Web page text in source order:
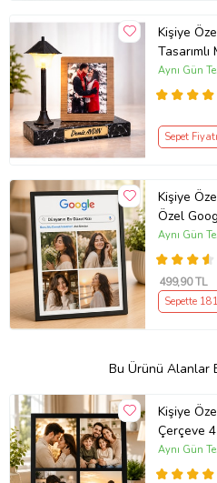
Kişiye
Tasarımlı
Ahşap
Aynı Gün
Sepet Fiyatı
Kişiye
Özel
Çerçeve –
Çerçeve
Aynı Gün
499,90 TL
Sepette
Bu Ürünü Alanlar
Kişiye
Çerçeve
Resimli
Aynı Gün